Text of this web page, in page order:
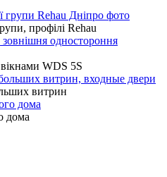
профілі Rehau
WDS 5S
витрин
дома